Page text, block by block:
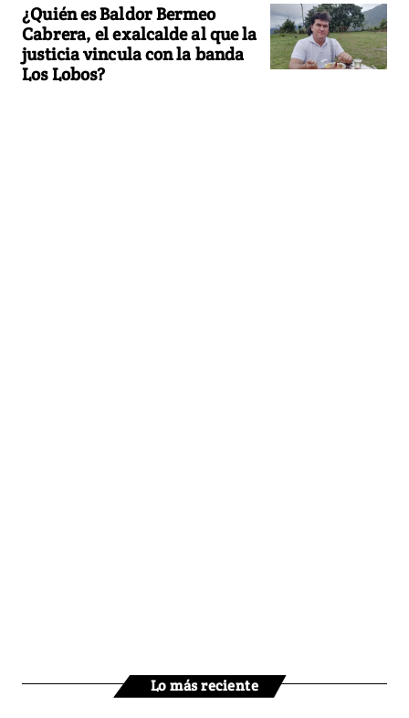
¿Quién es Baldor Bermeo
Cabrera, el exalcalde al que la
justicia vincula con la banda
Los Lobos?
Lo más reciente